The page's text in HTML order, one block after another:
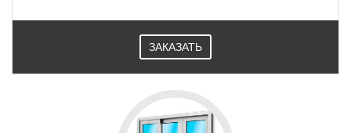
ЗАКАЗАТЬ